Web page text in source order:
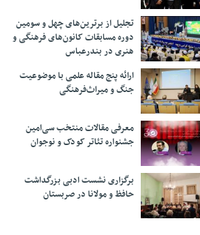
تجلیل از بر‌ترین‌های چهل و سومین
دوره مسابقات کانون‌های فرهنگی و
هنری در بندرعباس
ارائه پنج مقاله علمی با موضوعیت
جنگ و میراث‌فرهنگی
معرفی مقالات منتخب سی‌امین
جشنواره تئاتر کودک و نوجوان
برگزاری نشست ادبی بزرگداشت
حافظ و مولانا در صربستان